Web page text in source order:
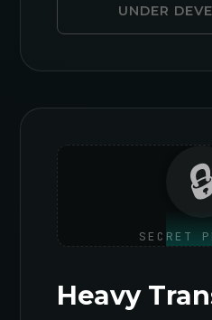
UNDER
🔒
SECRET
Heavy